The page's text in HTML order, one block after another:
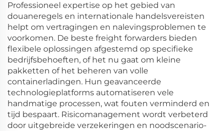
Professioneel expertise op het gebied van
douaneregels en internationale handelsvereisten
helpt om vertragingen en nalevingsproblemen te
voorkomen. De beste freight forwarders bieden
flexibele oplossingen afgestemd op specifieke
bedrijfsbehoeften, of het nu gaat om kleine
pakketten of het beheren van volle
containerladingen. Hun geavanceerde
technologieplatforms automatiseren vele
handmatige processen, wat fouten verminderd en
tijd bespaart. Risicomanagement wordt verbeterd
door uitgebreide verzekeringen en noodscenario-